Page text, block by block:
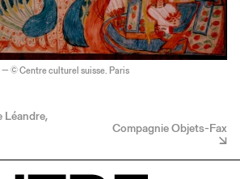
© Centre culturel suisse. Paris
Léandre,
Compagnie Objets-Fax